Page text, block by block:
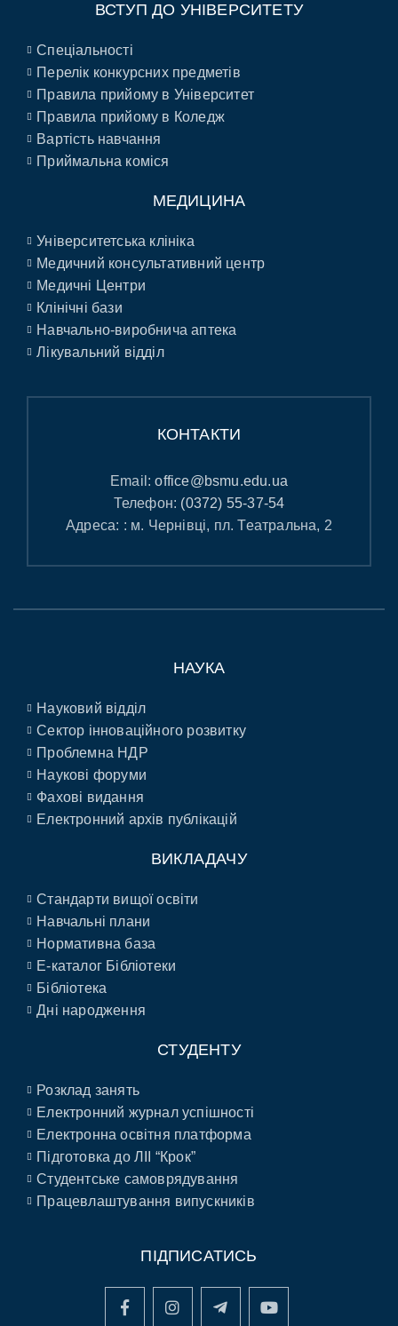
ВСТУП ДО УНІВЕРСИТЕТУ
Спеціальності
Перелік конкурсних предметів
Правила прийому в Університет
Правила прийому в Коледж
Вартість навчання
Приймальна коміся
МЕДИЦИНА
Університетська клініка
Медичний консультативний центр
Медичні Центри
Клінічні бази
Навчально-виробнича аптека
Лікувальний відділ
КОНТАКТИ
Email:office@bsmu.edu.ua
Телефон: (0372) 55-37-54
Адреса: : м. Чернівці, пл. Театральна, 2
НАУКА
Науковий відділ
Сектор інноваційного розвитку
Проблемна НДР
Наукові форуми
Фахові видання
Електронний архів публікацій
ВИКЛАДАЧУ
Стандарти вищої освіти
Навчальні плани
Нормативна база
E-каталог Бібліотеки
Бібліотека
Дні народження
СТУДЕНТУ
Розклад занять
Електронний журнал успішності
Електронна освітня платформа
Підготовка до ЛІІ “Крок”
Студентське самоврядування
Працевлаштування випускників
ПІДПИСАТИСЬ